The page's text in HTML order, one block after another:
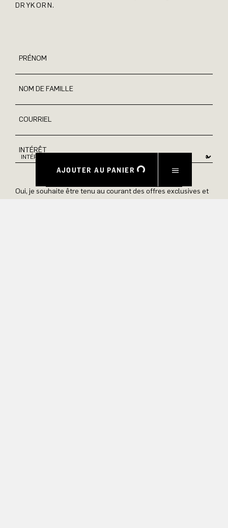
AJOUTER AU PANIER
DRYKORN.
PRÉNOM
NOM DE FAMILLE
COURRIEL
INTÉRÊT
Oui, je souhaite être tenu au courant des offres exclusives et